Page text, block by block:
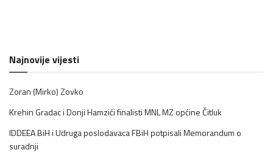
Najnovije vijesti
Zoran (Mirko) Zovko
Krehin Gradac i Donji Hamzići finalisti MNL MZ općine Čitluk
IDDEEA BiH i Udruga poslodavaca FBiH potpisali Memorandum o
suradnji